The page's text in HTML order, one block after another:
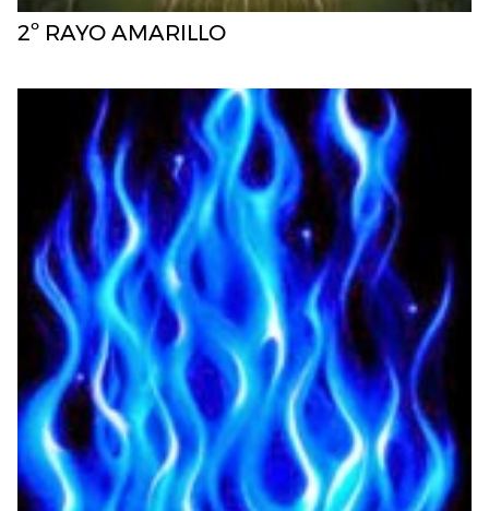
2º RAYO AMARILLO